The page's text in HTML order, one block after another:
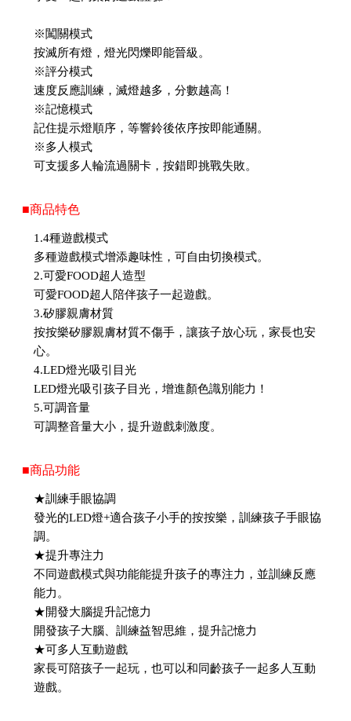
※闖關模式
按滅所有燈，燈光閃爍即能晉級。
※評分模式
速度反應訓練，滅燈越多，分數越高！
※記憶模式
記住提示燈順序，等響鈴後依序按即能通關。
※多人模式
可支援多人輪流過關卡，按錯即挑戰失敗。
■商品特色
1.4種遊戲模式
多種遊戲模式增添趣味性，可自由切換模式。
2.可愛FOOD超人造型
可愛FOOD超人陪伴孩子一起遊戲。
3.矽膠親膚材質
按按樂矽膠親膚材質不傷手，讓孩子放心玩，家長也安
心。
4.LED燈光吸引目光
LED燈光吸引孩子目光，增進顏色識別能力！
5.可調音量
可調整音量大小，提升遊戲刺激度。
■商品功能
★訓練手眼協調
發光的LED燈+適合孩子小手的按按樂，訓練孩子手眼協
調。
★提升專注力
不同遊戲模式與功能能提升孩子的專注力，並訓練反應
能力。
★開發大腦提升記憶力
開發孩子大腦、訓練益智思維，提升記憶力
★可多人互動遊戲
家長可陪孩子一起玩，也可以和同齡孩子一起多人互動
遊戲。